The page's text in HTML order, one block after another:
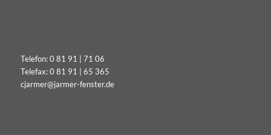
Telefon:0 81 91 | 71 06
Telefax: 0 81 91 | 65 365
cjarmer@jarmer-fenster.de